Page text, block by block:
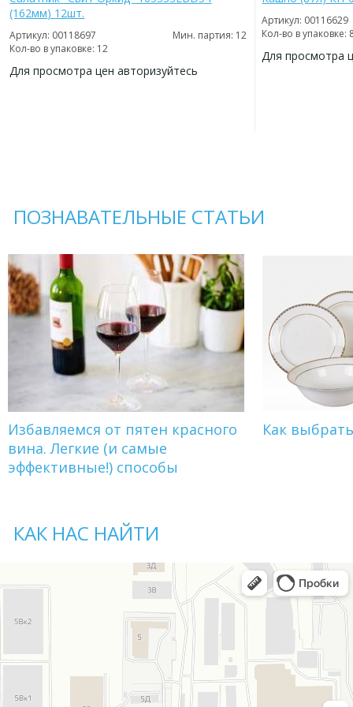
(162мм) 12шт.
Артикул: 00118697
Мин. партия: 12
Кол-во в упаковке: 12
Для просмотра цен авторизуйтесь
Артикул: 00116629
Кол-во в упаковке:
Для просмотра
ПОЗНАВАТЕЛЬНЫЕ СТАТЬИ
Избавляемся от пятен красного
вина. Легкие (и самые
эффективные!) способы
Как
КАК НАС НАЙТИ